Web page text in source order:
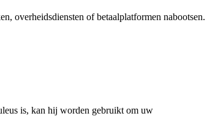
overheidsdiensten of betaalplatformen nabootsen.
is, kan hij worden gebruikt om uw